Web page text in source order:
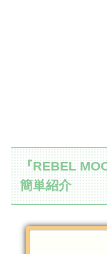
『REBEL
簡単紹介